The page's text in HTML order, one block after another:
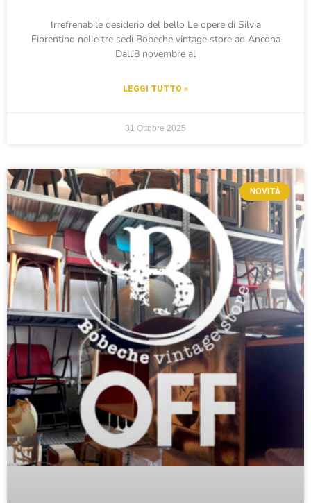
Irrefrenabile desiderio del bello Le opere di Silvia
Fiorentino nelle tre sedi Bobeche vintage store ad Ancona
Dall’8 novembre al
LEGGI TUTTO »
31 Ottobre 2025
NOVITÀ